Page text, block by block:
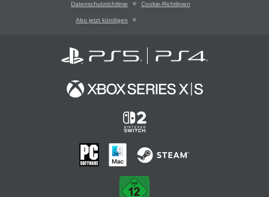
Datenschutzrichtlinie Cookie-Richtlinien
Abo jetzt kündigen